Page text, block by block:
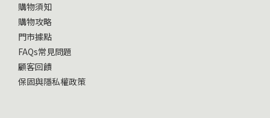
購物須知
購物攻略
門市據點
FAQs常見問題
顧客回饋
保固與隱私權政策